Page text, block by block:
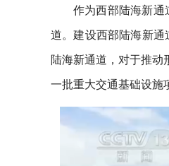
作为西部陆海新
道。建设西部陆海新
陆海新通道，对于推动
一批重大交通基础设施